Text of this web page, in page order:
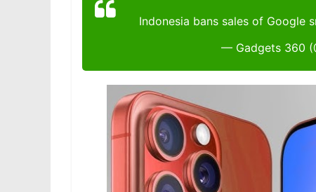
Indonesia bans sales of Google
— Gadgets 360